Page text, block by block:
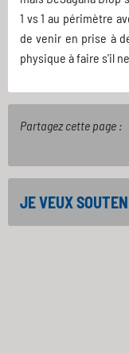
1 vs 1 au périmètre
de venir en prise à
physique à faire s'il
Partagez cette page :
JE VEUX